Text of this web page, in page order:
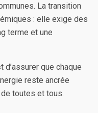
La transition
: elle exige des
terme et une
que chaque
reste ancrée
toutes et tous.